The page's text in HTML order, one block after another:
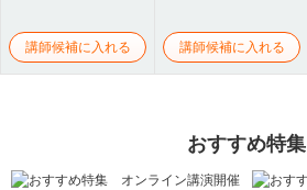
講師候補に入れる 講師候補に入れる
おすすめ特集